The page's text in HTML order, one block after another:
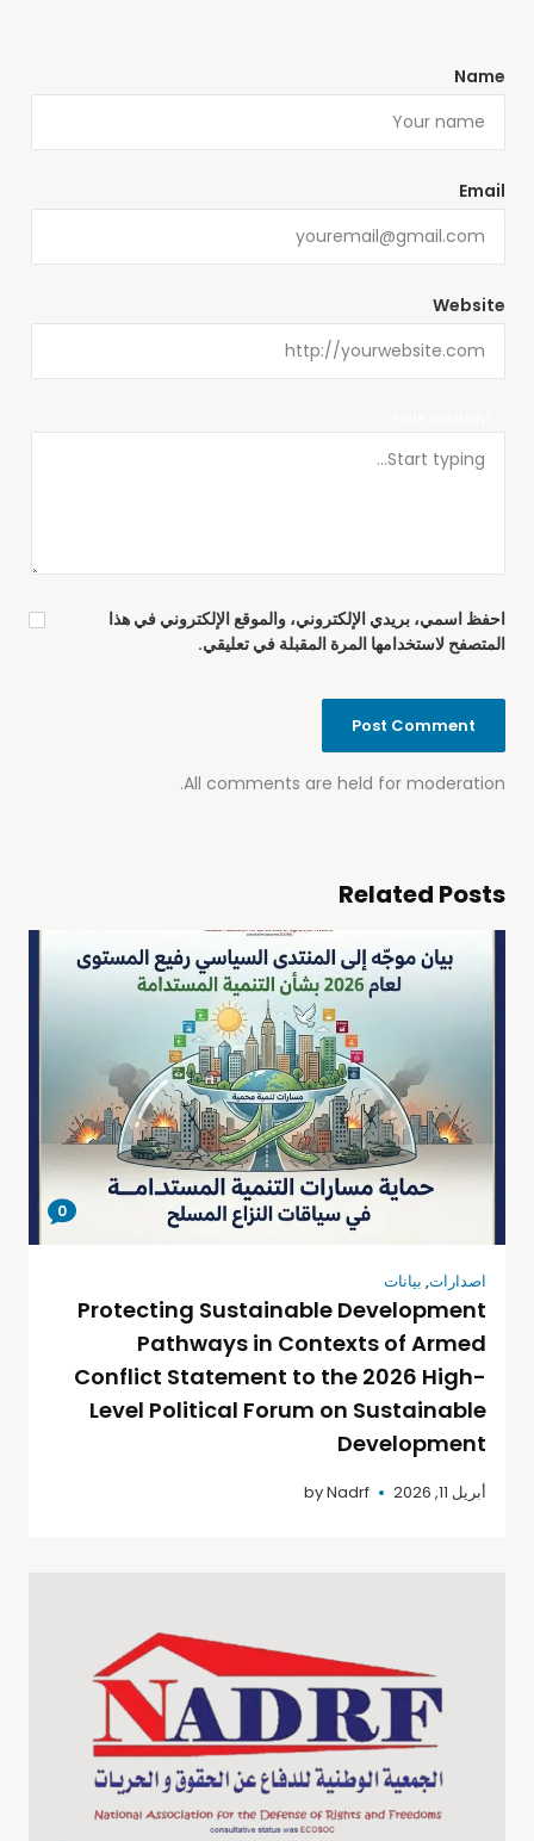
All comments are held for moderation.
Name
Email
Website
احفظ اسمي، بريدي الإلكتروني، والموقع الإلكتروني في هذا
المتصفح لاستخدامها المرة المقبلة في تعليقي.
Related Posts
0
اصدارات, بيانات
Protecting Sustainable Development
Pathways in Contexts of Armed
Conflict Statement to the 2026 High-
Level Political Forum on Sustainable
Development
أبريل 11, 2026 byNadrf